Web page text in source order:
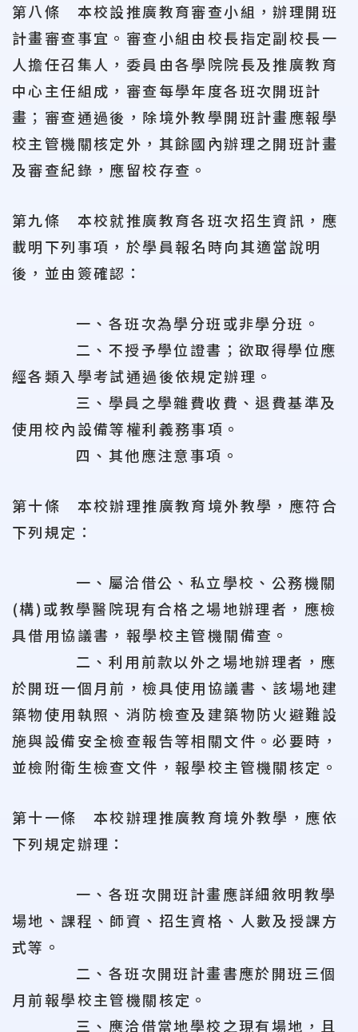
第八條 本校設推廣教育審查小組，辦理開班
計畫審查事宜。審查小組由校長指定副校長一
人擔任召集人，委員由各學院院長及推廣教育
中心主任組成，審查每學年度各班次開班計
畫；審查通過後，除境外教學開班計畫應報學
校主管機關核定外，其餘國內辦理之開班計畫
及審查紀錄，應留校存查。
第九條 本校就推廣教育各班次招生資訊，應
載明下列事項，於學員報名時向其適當說明
後，並由簽確認：
一、各班次為學分班或非學分班。
二、不授予學位證書；欲取得學位應
經各類入學考試通過後依規定辦理。
三、學員之學雜費收費、退費基準及
使用校內設備等權利義務事項。
四、其他應注意事項。
第十條 本校辦理推廣教育境外教學，應符合
下列規定：
一、屬洽借公、私立學校、公務機關
(構)或教學醫院現有合格之場地辦理者，應檢
具借用協議書，報學校主管機關備查。
二、利用前款以外之場地辦理者，應
於開班一個月前，檢具使用協議書、該場地建
築物使用執照、消防檢查及建築物防火避難設
施與設備安全檢查報告等相關文件。必要時，
並檢附衛生檢查文件，報學校主管機關核定。
第十一條 本校辦理推廣教育境外教學，應依
下列規定辦理：
一、各班次開班計畫應詳細敘明教學
場地、課程、師資、招生資格、人數及授課方
式等。
二、各班次開班計畫書應於開班三個
月前報學校主管機關核定。
三、應洽借當地學校之現有場地，且